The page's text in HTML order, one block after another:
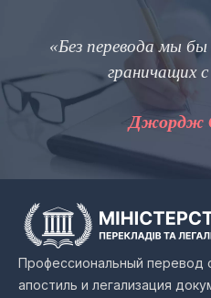
«Без перевода мы бы
граничащих с
Джордж
Профессиональный перевод
апостиль и легализация